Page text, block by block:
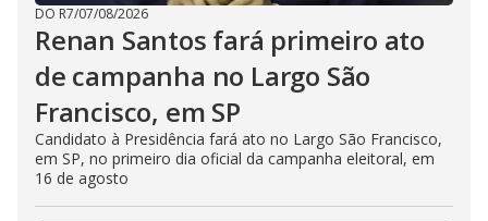
DO R7/07/08/2026
Renan Santos fará primeiro ato
de campanha no Largo São
Francisco, em SP
Candidato à Presidência fará ato no Largo São Francisco,
em SP, no primeiro dia oficial da campanha eleitoral, em
16 de agosto